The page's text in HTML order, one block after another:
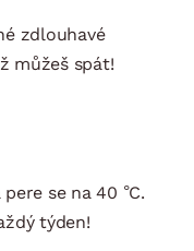
zdlouhavé
můžeš spát!
se na 40 °C.
týden!